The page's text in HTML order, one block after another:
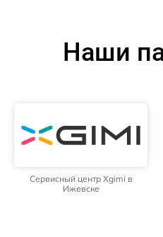
Наши
Сервисный центр Xgimi в
Ижевске